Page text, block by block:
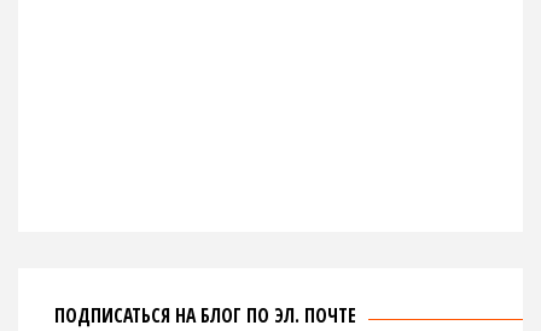
ПОДПИСАТЬСЯ НА БЛОГ ПО ЭЛ. ПОЧТЕ